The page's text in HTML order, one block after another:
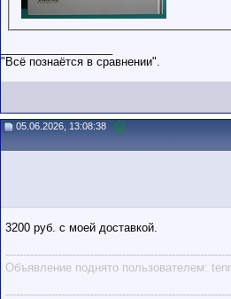
"Всё познаётся в сравнении".
05.06.2026, 13:08:38
3200 руб. с моей доставкой.
Объявление поднято пользователем: